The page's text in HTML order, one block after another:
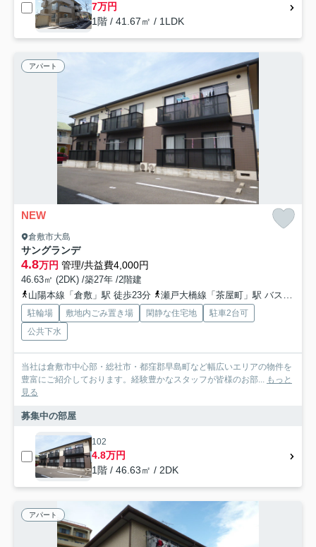
7万円
1階 / 41.67㎡ / 1LDK
アパート
NEW
倉敷市大島
サングランデ
4.8万円 管理/共益費4,000円
46.63㎡ (2DK) /築27年 /2階建
山陽本線「倉敷」駅 徒歩23分
瀬戸大橋線「茶屋町」駅 バス21分 下電バス「南幸町しげい病院前」 停歩14分
駐輪場 敷地内ごみ置き場 閑静な住宅地
駐車2台可
公共下水
当社は倉敷市中心部・総社市・都窪郡早島町など幅広いエリアの物件を
豊富にご紹介しております。経験豊かなスタッフが皆様のお部... もっと
見る
募集中の部屋
102
4.8万円
1階 / 46.63㎡ / 2DK
アパート